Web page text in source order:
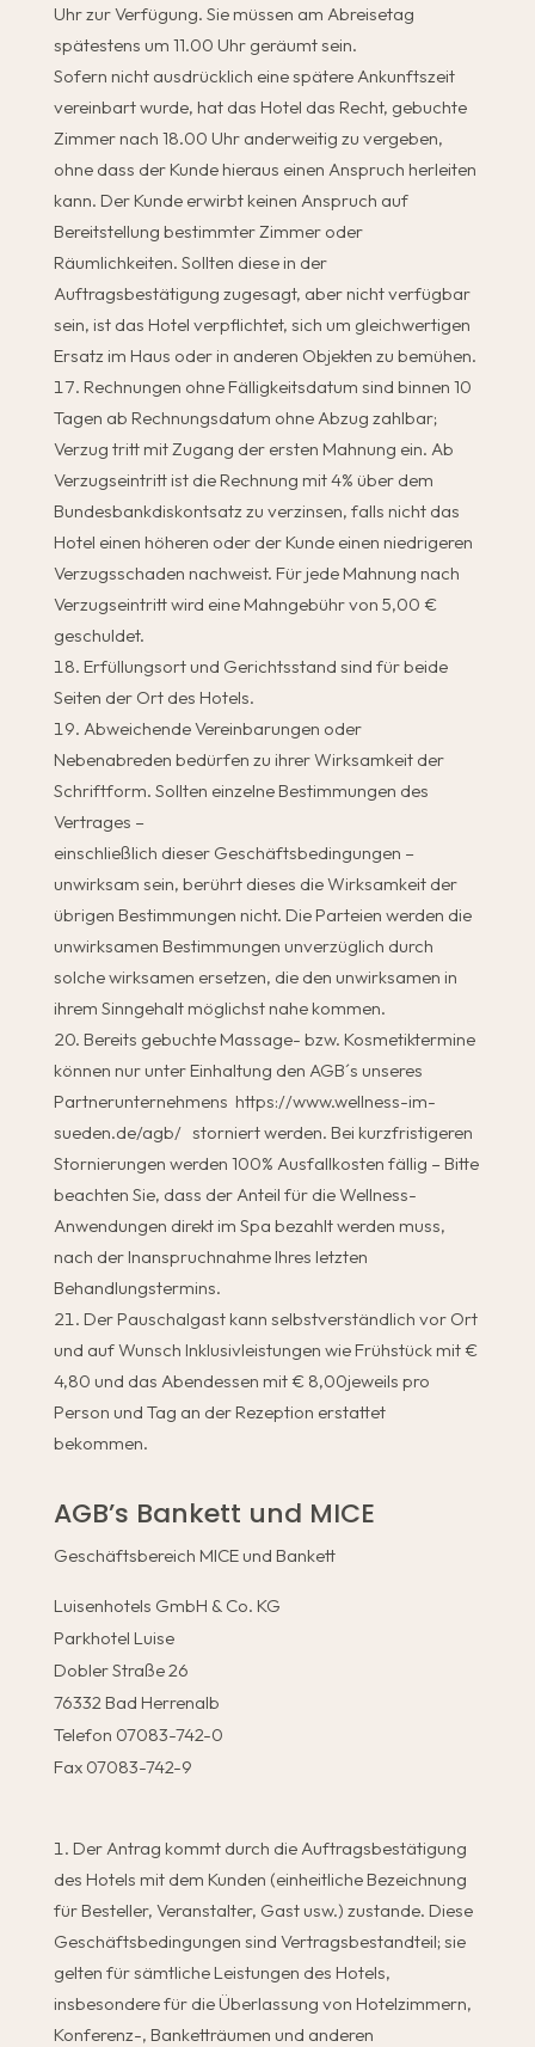
Uhr zur Verfügung. Sie müssen am Abreisetag
spätestens um 11.00 Uhr geräumt sein.
Sofern nicht ausdrücklich eine spätere Ankunftszeit
vereinbart wurde, hat das Hotel das Recht, gebuchte
Zimmer nach 18.00 Uhr anderweitig zu vergeben,
ohne dass der Kunde hieraus einen Anspruch herleiten
kann. Der Kunde erwirbt keinen Anspruch auf
Bereitstellung bestimmter Zimmer oder
Räumlichkeiten. Sollten diese in der
Auftragsbestätigung zugesagt, aber nicht verfügbar
sein, ist das Hotel verpflichtet, sich um gleichwertigen
Ersatz im Haus oder in anderen Objekten zu bemühen.
Rechnungen ohne Fälligkeitsdatum sind binnen 10
Tagen ab Rechnungsdatum ohne Abzug zahlbar;
Verzug tritt mit Zugang der ersten Mahnung ein. Ab
Verzugseintritt ist die Rechnung mit 4% über dem
Bundesbankdiskontsatz zu verzinsen, falls nicht das
Hotel einen höheren oder der Kunde einen niedrigeren
Verzugsschaden nachweist. Für jede Mahnung nach
Verzugseintritt wird eine Mahngebühr von 5,00 €
geschuldet.
Erfüllungsort und Gerichtsstand sind für beide
Seiten der Ort des Hotels.
Abweichende Vereinbarungen oder
Nebenabreden bedürfen zu ihrer Wirksamkeit der
Schriftform. Sollten einzelne Bestimmungen des
Vertrages –
einschließlich dieser Geschäftsbedingungen –
unwirksam sein, berührt dieses die Wirksamkeit der
übrigen Bestimmungen nicht. Die Parteien werden die
unwirksamen Bestimmungen unverzüglich durch
solche wirksamen ersetzen, die den unwirksamen in
ihrem Sinngehalt möglichst nahe kommen.
Bereits gebuchte Massage- bzw. Kosmetiktermine
können nur unter Einhaltung den AGB´s unseres
Partnerunternehmens https://www.wellness-im-
sueden.de/agb/ storniert werden. Bei kurzfristigeren
Stornierungen werden 100% Ausfallkosten fällig – Bitte
beachten Sie, dass der Anteil für die Wellness-
Anwendungen direkt im Spa bezahlt werden muss,
nach der Inanspruchnahme Ihres letzten
Behandlungstermins.
Der Pauschalgast kann selbstverständlich vor Ort
und auf Wunsch Inklusivleistungen wie Frühstück mit €
4,80 und das Abendessen mit € 8,00jeweils pro
Person und Tag an der Rezeption erstattet
bekommen.
AGB’s Bankett und MICE
Geschäftsbereich MICE und Bankett
Luisenhotels GmbH & Co. KG
Parkhotel Luise
Dobler Straße 26
76332 Bad Herrenalb
Telefon 07083-742-0
Fax 07083-742-9
Der Antrag kommt durch die Auftragsbestätigung
des Hotels mit dem Kunden (einheitliche Bezeichnung
für Besteller, Veranstalter, Gast usw.) zustande. Diese
Geschäftsbedingungen sind Vertragsbestandteil; sie
gelten für sämtliche Leistungen des Hotels,
insbesondere für die Überlassung von Hotelzimmern,
Konferenz-, Banketträumen und anderen